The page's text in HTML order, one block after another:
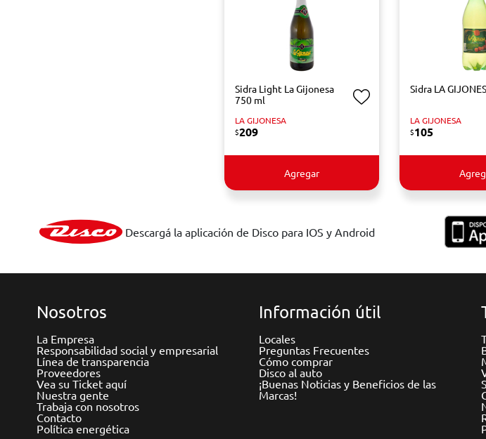
Sidra Light La Gijonesa
750 ml
LA GIJONESA
$209
Agregar
Sidra LA
LA GIJONESA
$105
Descargá la aplicación de Disco para IOS y Android
Nosotros
La Empresa
Responsabilidad social y empresarial
Línea de transparencia
Proveedores
Vea su Ticket aquí
Nuestra gente
Trabaja con nosotros
Contacto
Política energética
Información útil
Locales
Preguntas Frecuentes
Cómo comprar
Disco al auto
¡Buenas Noticias y Beneficios de las
Marcas!